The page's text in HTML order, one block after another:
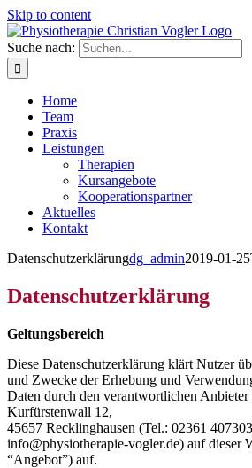
Skip to content
Suche nach:
Home
Team
Praxis
Leistungen
Therapien
Kursangebote
Kooperationspartner
Aktuelles
Kontakt
Datenschutzerklärungdg_admin2019-01-
Datenschutzerklärung
Geltungsbereich
Diese Datenschutzerklärung klärt Nutzer
und Zwecke der Erhebung und
Daten durch den verantwortlichen
Kurfürstenwall 12,
45657 Recklinghausen (Tel.: 02361
info@physiotherapie-vogler.de) auf dieser
“Angebot”) auf.